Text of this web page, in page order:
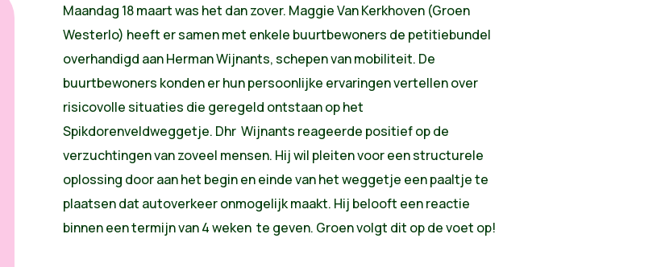
Maandag 18 maart was het dan zover. Maggie Van Kerkhoven (Groen
Westerlo) heeft er samen met enkele buurtbewoners de petitiebundel
overhandigd aan Herman Wijnants, schepen van mobiliteit. De
buurtbewoners konden er hun persoonlijke ervaringen vertellen over
risicovolle situaties die geregeld ontstaan op het
Spikdorenveldweggetje. Dhr Wijnants reageerde positief op de
verzuchtingen van zoveel mensen. Hij wil pleiten voor een structurele
oplossing door aan het begin en einde van het weggetje een paaltje te
plaatsen dat autoverkeer onmogelijk maakt. Hij belooft een reactie
binnen een termijn van 4 weken te geven. Groen volgt dit op de voet op!